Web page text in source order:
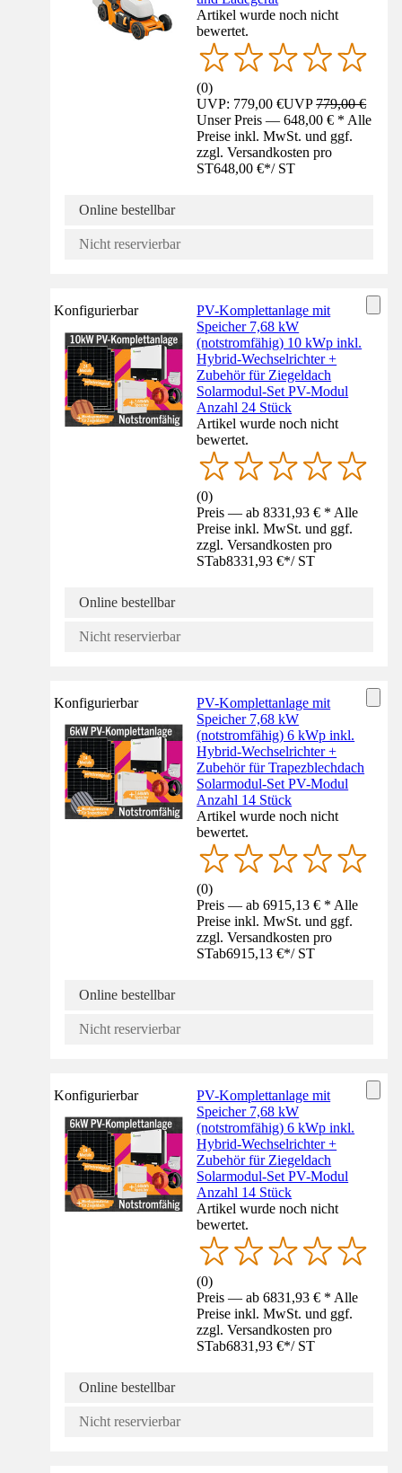
Artikel wurde noch nicht
bewertet.
(0)
UVP: 779,00 €UVP779,00 €
Unser Preis — 648,00 € * Alle
Preise inkl. MwSt. und ggf.
zzgl. Versandkosten pro
ST648,00 €*/ ST
Online bestellbar
Nicht reservierbar
Konfigurierbar
PV-Komplettanlage mit
Speicher 7,68 kW
(notstromfähig) 10 kWp inkl.
Hybrid-Wechselrichter +
Zubehör für Ziegeldach
Solarmodul-Set PV-Modul
Anzahl 24 Stück
Artikel wurde noch nicht
bewertet.
(0)
Preis — ab 8331,93 € * Alle
Preise inkl. MwSt. und ggf.
zzgl. Versandkosten pro
STab8331,93 €*/ ST
Online bestellbar
Nicht reservierbar
Konfigurierbar
PV-Komplettanlage mit
Speicher 7,68 kW
(notstromfähig) 6 kWp inkl.
Hybrid-Wechselrichter +
Zubehör für Trapezblechdach
Solarmodul-Set PV-Modul
Anzahl 14 Stück
Artikel wurde noch nicht
bewertet.
(0)
Preis — ab 6915,13 € * Alle
Preise inkl. MwSt. und ggf.
zzgl. Versandkosten pro
STab6915,13 €*/ ST
Online bestellbar
Nicht reservierbar
Konfigurierbar
PV-Komplettanlage mit
Speicher 7,68 kW
(notstromfähig) 6 kWp inkl.
Hybrid-Wechselrichter +
Zubehör für Ziegeldach
Solarmodul-Set PV-Modul
Anzahl 14 Stück
Artikel wurde noch nicht
bewertet.
(0)
Preis — ab 6831,93 € * Alle
Preise inkl. MwSt. und ggf.
zzgl. Versandkosten pro
STab6831,93 €*/ ST
Online bestellbar
Nicht reservierbar